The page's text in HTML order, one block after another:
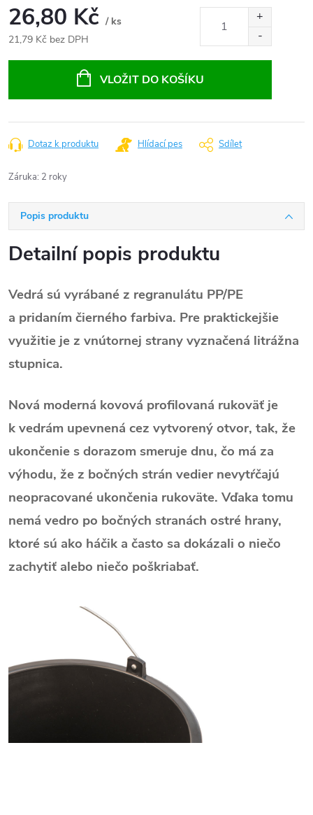
26,80 Kč / ks
21,79 Kč bez DPH
VLOŽIT DO KOŠÍKU
Dotaz k produktu Hlídací pes Sdílet
Záruka: 2 roky
Popis produktu
Detailní popis produktu
Vedrá sú vyrábané z regranulátu PP/PE
a pridaním čierného farbiva. Pre praktickejšie
využitie je z vnútornej strany vyznačená litrážna
stupnica.
Nová moderná kovová profilovaná rukoväť je
k vedrám upevnená cez vytvorený otvor, tak, že
ukončenie s dorazom smeruje dnu, čo má za
výhodu, že z bočných strán vedier nevytŕčajú
neopracované ukončenia rukoväte. Vďaka tomu
nemá vedro po bočných stranách ostré hrany,
ktoré sú ako háčik a často sa dokázali o niečo
zachytiť alebo niečo poškriabať.